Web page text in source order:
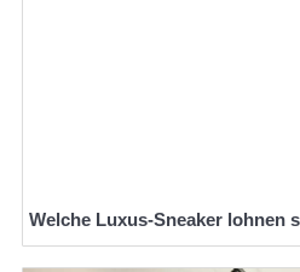
Welche Luxus-Sneaker lohnen